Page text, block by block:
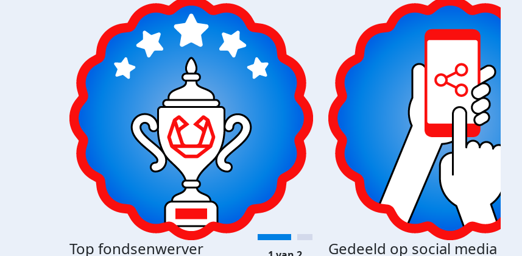
Top fondsenwerver Gedeeld op social media